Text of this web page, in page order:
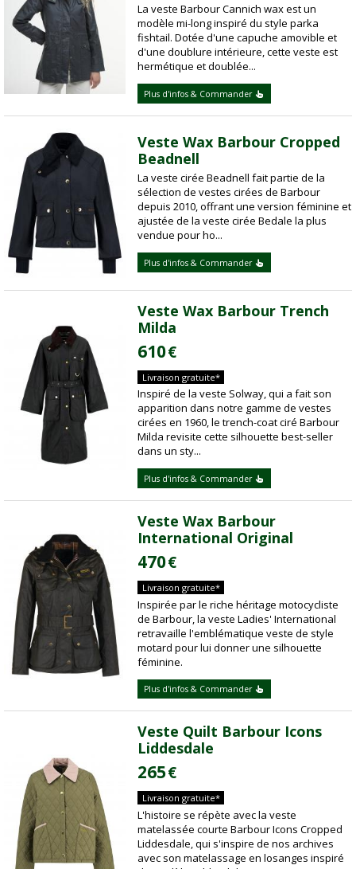
La veste Barbour Cannich wax est un
modèle mi-long inspiré du style parka
fishtail. Dotée d'une capuche amovible et
d'une doublure intérieure, cette veste est
hermétique et doublée...
Plus d'infos & Commander
Veste Wax Barbour Cropped
Beadnell
La veste cirée Beadnell fait partie de la
sélection de vestes cirées de Barbour
depuis 2010, offrant une version féminine et
ajustée de la veste cirée Bedale la plus
vendue pour ho...
Plus d'infos & Commander
Veste Wax Barbour Trench
Milda
610€
Livraison gratuite*
Inspiré de la veste Solway, qui a fait son
apparition dans notre gamme de vestes
cirées en 1960, le trench-coat ciré Barbour
Milda revisite cette silhouette best-seller
dans un sty...
Plus d'infos & Commander
Veste Wax Barbour
International Original
470€
Livraison gratuite*
Inspirée par le riche héritage motocycliste
de Barbour, la veste Ladies' International
retravaille l'emblématique veste de style
motard pour lui donner une silhouette
féminine.
Plus d'infos & Commander
Veste Quilt Barbour Icons
Liddesdale
265€
Livraison gratuite*
L'histoire se répète avec la veste
matelassée courte Barbour Icons Cropped
Liddesdale, qui s'inspire de nos archives
avec son matelassage en losanges inspiré